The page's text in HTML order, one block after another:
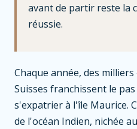
avant de partir reste la
réussie.
Chaque année, des
Suisses franchissent le
s'expatrier à l'île Maurice.
de l'océan Indien, nichée